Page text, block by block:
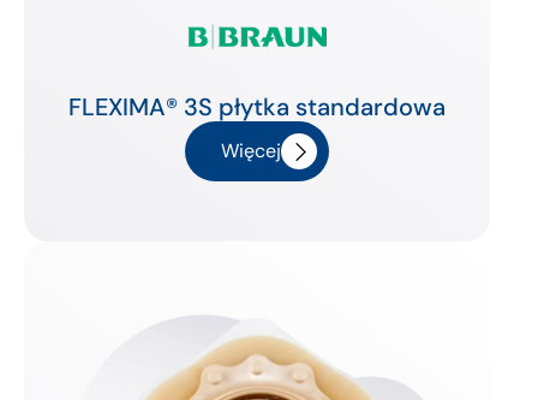
FLEXIMA® 3S płytka standardowa
Więcej